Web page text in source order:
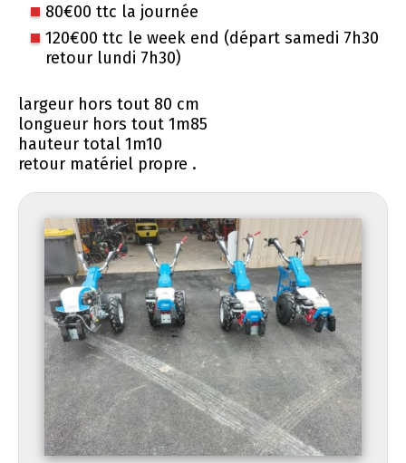
80€00 ttc la journée
120€00 ttc le week end (départ samedi 7h30
retour lundi 7h30)
largeur hors tout 80 cm
longueur hors tout 1m85
hauteur total 1m10
retour matériel propre .